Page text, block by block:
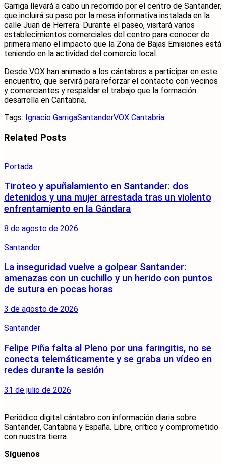
Garriga llevará a cabo un recorrido por el centro de Santander,
que incluirá su paso por la mesa informativa instalada en la
calle Juan de Herrera. Durante el paseo, visitará varios
establecimientos comerciales del centro para conocer de
primera mano el impacto que la Zona de Bajas Emisiones está
teniendo en la actividad del comercio local.
Desde VOX han animado a los cántabros a participar en este
encuentro, que servirá para reforzar el contacto con vecinos
y comerciantes y respaldar el trabajo que la formación
desarrolla en Cantabria.
Tags: Ignacio GarrigaSantanderVOX Cantabria
Related Posts
Portada
Tiroteo y apuñalamiento en Santander: dos
detenidos y una mujer arrestada tras un violento
enfrentamiento en la Gándara
8 de agosto de 2026
Santander
La inseguridad vuelve a golpear Santander:
amenazas con un cuchillo y un herido con puntos
de sutura en pocas horas
3 de agosto de 2026
Santander
Felipe Piña falta al Pleno por una faringitis, no se
conecta telemáticamente y se graba un vídeo en
redes durante la sesión
31 de julio de 2026
Periódico digital cántabro con información diaria sobre
Santander, Cantabria y España. Libre, crítico y comprometido
con nuestra tierra.
Síguenos